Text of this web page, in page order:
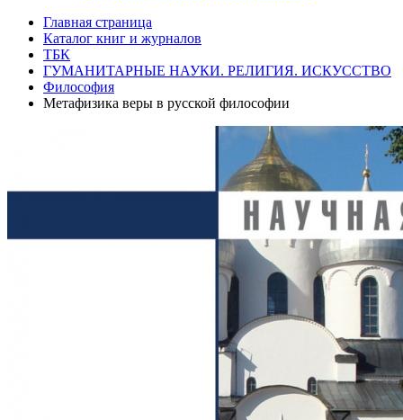
Главная страница
Каталог книг и журналов
ТБК
ГУМАНИТАРНЫЕ НАУКИ. РЕЛИГИЯ. ИСКУССТВО
Философия
Метафизика веры в русской философии